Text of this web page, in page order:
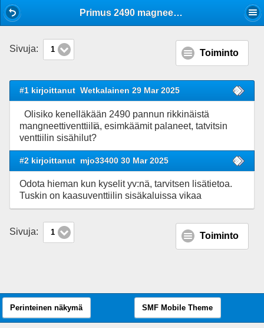
Primus 2490 magneettiventtiili
Sivuja: 1 Toiminto
#1 kirjoittanut Wetkalainen 29 Mar 2025
Olisiko kenelläkään 2490 pannun rikkinäistä
mangneettiventtiiliä, esimkäämit palaneet, tatvitsin
venttiilin sisähilut?
#2 kirjoittanut mjo33400 30 Mar 2025
Odota hieman kun kyselit yv:nä, tarvitsen lisätietoa.
Tuskin on kaasuventtiilin sisäkaluissa vikaa
Sivuja: 1 Toiminto
Perinteinen näkymä SMF Mobile Theme